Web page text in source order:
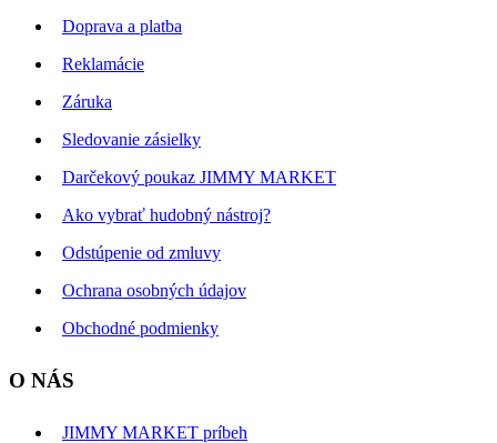
Doprava a platba
Reklamácie
Záruka
Sledovanie zásielky
Darčekový poukaz JIMMY MARKET
Ako vybrať hudobný nástroj?
Odstúpenie od zmluvy
Ochrana osobných údajov
Obchodné podmienky
O NÁS
JIMMY MARKET príbeh